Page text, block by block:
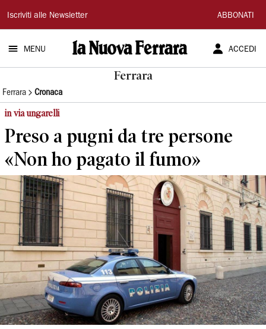
La
Nuova
Ferrara
Iscriviti alle Newsletter ABBONATI
MENU ACCEDI
Ferrara
Ferrara Cronaca
in via ungarelli
Preso a pugni da tre persone
«Non ho pagato il fumo»